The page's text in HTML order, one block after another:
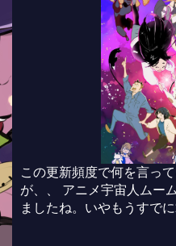
この更新頻度で何を言っ
が、、 アニメ宇宙人ムー
ましたね。いやもうすで